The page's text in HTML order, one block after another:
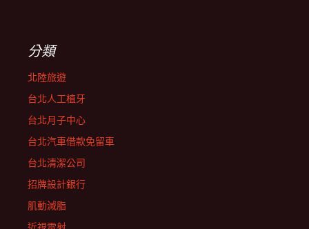
分類
北陸旅遊
台北人工植牙
台北月子中心
台北汽車借款免留車
台北清潔公司
招牌設計銀行
肌動減脂